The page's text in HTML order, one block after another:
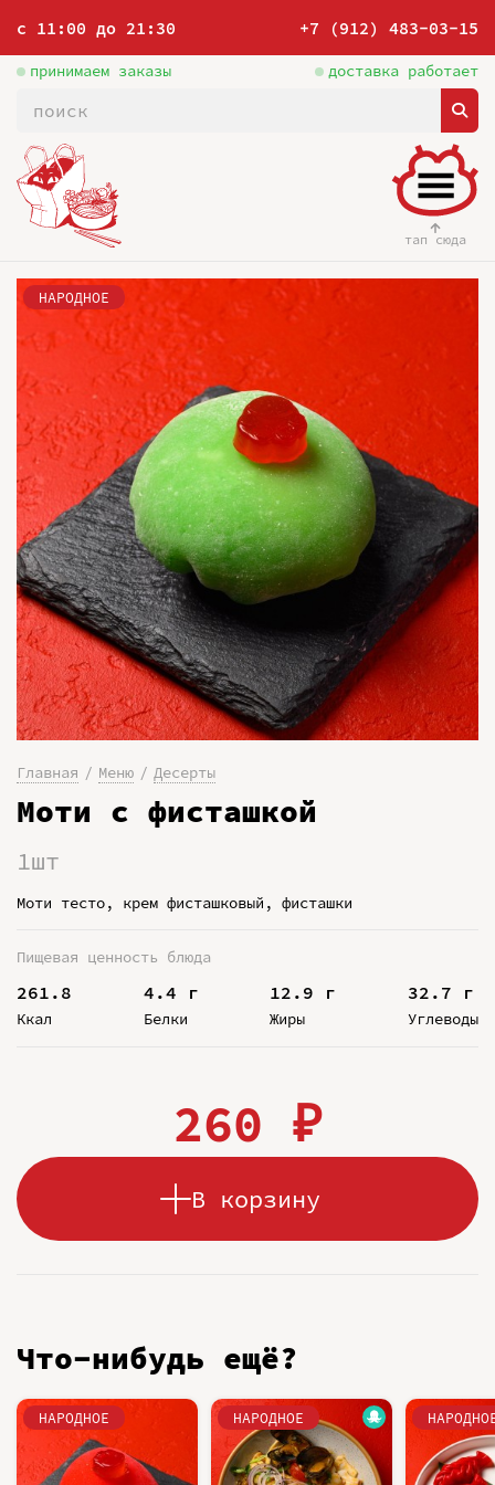
с 11:00 до 21:30 +7 (912) 483-03-15
принимаем заказы доставка работает
тап сюда
НАРОДНОЕ
Главная Меню Десерты
Моти с фисташкой
1шт
Моти тесто, крем фисташковый, фисташки
Пищевая ценность блюда
261.8
Ккал
4.4 г
Белки
12.9 г
Жиры
32.7 г
Углеводы
260 ₽
В корзину
Что-нибудь ещё?
НАРОДНОЕ НАРОДНОЕ